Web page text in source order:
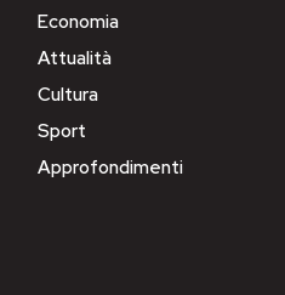
Economia
Attualità
Cultura
Sport
Approfondimenti